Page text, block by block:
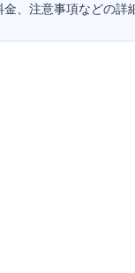
、注意事項などの詳